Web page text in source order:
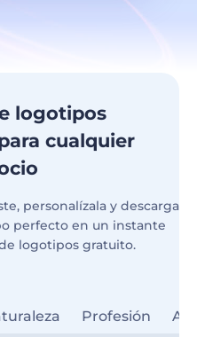
logotipos
cualquier
personalízala y descarga
perfecto en un instante
logotipos gratuito.
Profesión